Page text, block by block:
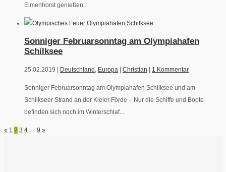
Elmenhorst genießen...
Sonniger Februarsonntag am Olympiahafen
Schilksee
25.02.2019 | Deutschland , Europa Christian 1 Kommentar
Sonniger Februarsonntag am Olympiahafen Schilksee und am
Schilkseer Strand an der Kieler Förde – Nur die Schiffe und Boote
befinden sich noch im Winterschlaf...
« 1 2 3 4 … 9 »